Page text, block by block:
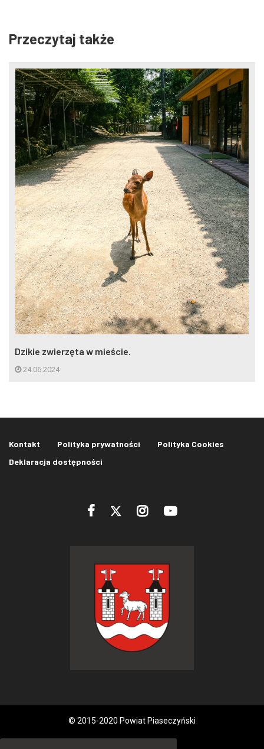
Przeczytaj także
Dzikie zwierzęta w mieście.
24.06.2024
Kontakt Polityka prywatności
Polityka Cookies
Deklaracja dostępności
© 2015-2020 Powiat Piaseczyński